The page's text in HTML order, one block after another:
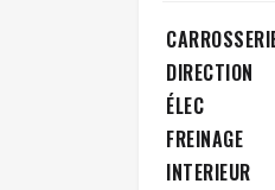
DIRECTION
ÉLEC
FREINAGE
INTERIEUR